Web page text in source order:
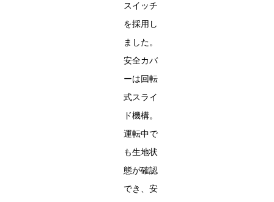
スイッチ
を採用し
ました。
安全カバ
ーは回転
式スライ
ド機構。
運転中で
も生地状
態が確認
でき、安